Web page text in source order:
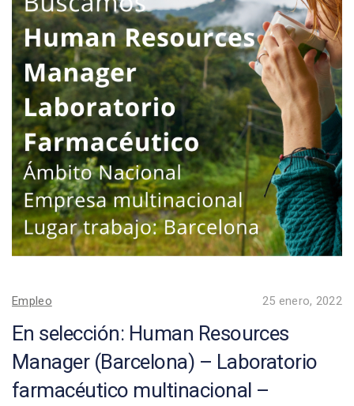
Empleo 25 enero, 2022
En selección: Human Resources
Manager (Barcelona) – Laboratorio
farmacéutico multinacional –